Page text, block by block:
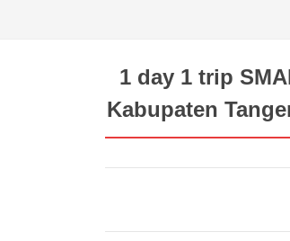
1 day 1 trip
Kabupaten